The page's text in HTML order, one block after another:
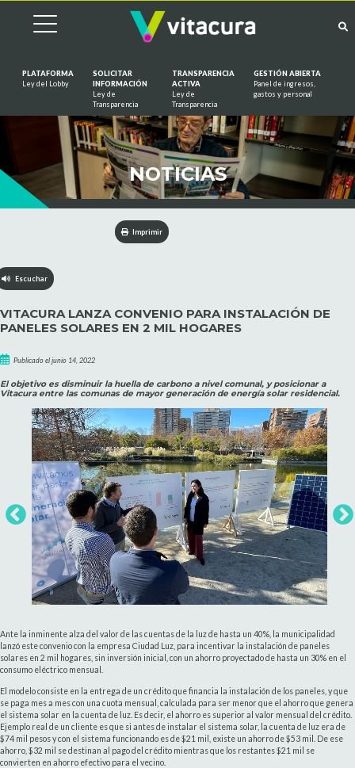
PLATAFORMA
Ley del Lobby
SOLICITAR
INFORMACIÓN
Ley de
Transparencia
TRANSPARENCIA
ACTIVA
Ley de
Transparencia
GESTIÓN ABIERTA
Panel de ingresos,
gastos y personal
NOTICIAS
Imprimir
Escuchar
VITACURA LANZA CONVENIO PARA INSTALACIÓN DE
PANELES SOLARES EN 2 MIL HOGARES
Publicado el junio 14, 2022
El objetivo es disminuir la huella de carbono a nivel comunal, y posicionar a
Vitacura entre las comunas de mayor generación de energía solar residencial.
Ante la inminente alza del valor de las cuentas de la luz de hasta un 40%, la municipalidad
lanzó este convenio con la empresa Ciudad Luz, para incentivar la instalación de paneles
solares en 2 mil hogares, sin inversión inicial, con un ahorro proyectado de hasta un 30% en el
consumo eléctrico mensual.
El modelo consiste en la entrega de un crédito que financia la instalación de los paneles, y que
se paga mes a mes con una cuota mensual, calculada para ser menor que el ahorro que genera
el sistema solar en la cuenta de luz. Es decir, el ahorro es superior al valor mensual del crédito.
Ejemplo real de un cliente es que si antes de instalar el sistema solar, la cuenta de luz era de
$74 mil pesos y con el sistema funcionando es de $21 mil, existe un ahorro de $53 mil. De ese
ahorro, $32 mil se destinan al pago del crédito mientras que los restantes $21 mil se
convierten en ahorro efectivo para el vecino.